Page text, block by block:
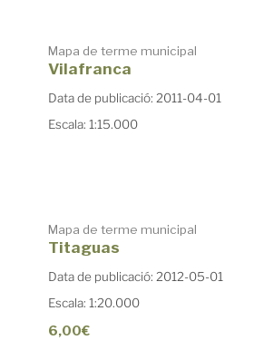
Mapa de terme municipal
Vilafranca
Data de publicació: 2011-04-01
Escala: 1:15.000
Mapa de terme municipal
Titaguas
Data de publicació: 2012-05-01
Escala: 1:20.000
6,00€